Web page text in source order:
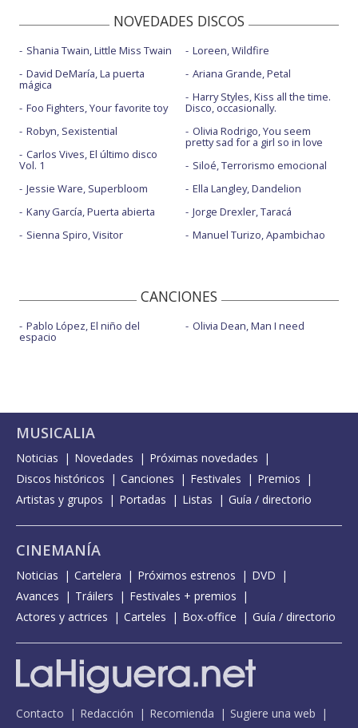
NOVEDADES DISCOS
Shania Twain, Little Miss Twain
David DeMaría, La puerta
mágica
Foo Fighters, Your favorite toy
Robyn, Sexistential
Carlos Vives, El último disco
Vol. 1
Jessie Ware, Superbloom
Kany García, Puerta abierta
Sienna Spiro, Visitor
Loreen, Wildfire
Ariana Grande, Petal
Harry Styles, Kiss all the time.
Disco, occasionally.
Olivia Rodrigo, You seem
pretty sad for a girl so in love
Siloé, Terrorismo emocional
Ella Langley, Dandelion
Jorge Drexler, Taracá
Manuel Turizo, Apambichao
CANCIONES
Pablo López, El niño del
espacio
Olivia Dean, Man I need
MUSICALIA
Noticias Novedades
Próximas novedades
Discos históricos
Canciones Festivales
Premios
Artistas y grupos
Portadas Listas Guía / directorio
CINEMANÍA
Noticias Cartelera Próximos estrenos
DVD
Avances
Tráilers
Festivales + premios
Actores y actrices
Carteles Box-office Guía / directorio
Contacto Redacción Recomienda
Sugiere una web